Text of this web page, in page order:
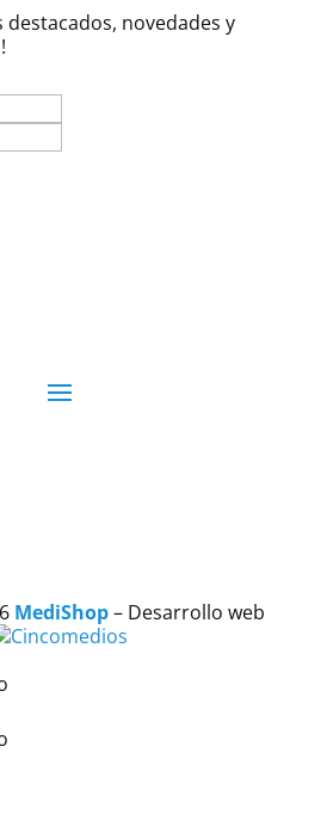
destacados, novedades y
MediShop– Desarrollo web